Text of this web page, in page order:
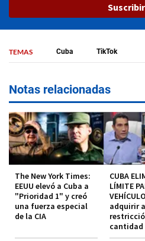
TEMAS Cuba TikTok
Notas relacionadas
The New York Times:
EEUU elevó a Cuba a
"Prioridad 1" y creó
una fuerza especial
de la CIA
CUBA
LÍMITE
adquirir
cantidad